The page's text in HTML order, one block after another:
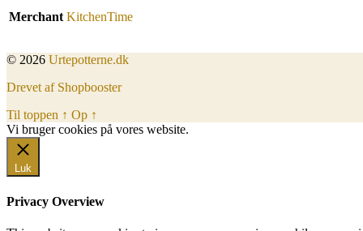
Merchant KitchenTime
© 2026 Urtepotterne.dk
Drevet af Shopbooster
Til toppen ↑ Op ↑
Vi bruger cookies på vores website.
Luk
Privacy Overview